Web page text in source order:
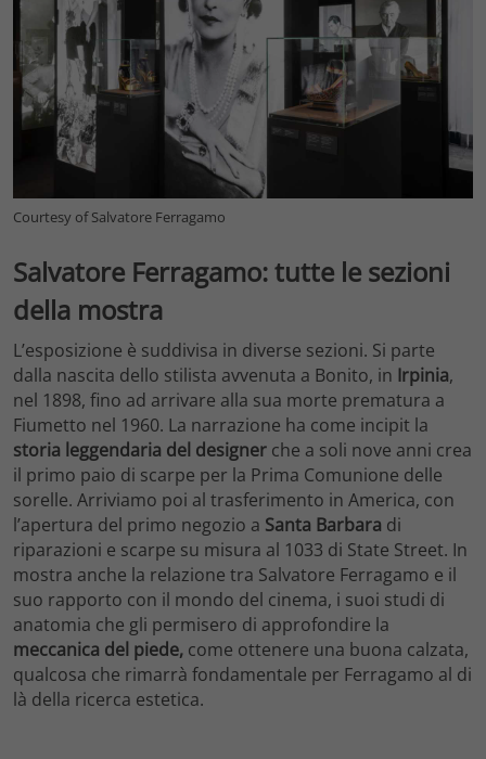
Courtesy of Salvatore Ferragamo
Salvatore Ferragamo: tutte le sezioni
della mostra
L’esposizione è suddivisa in diverse sezioni. Si parte
dalla nascita dello stilista avvenuta a Bonito, in Irpinia,
nel 1898, fino ad arrivare alla sua morte prematura a
Fiumetto nel 1960. La narrazione ha come incipit la
storia leggendaria del designer che a soli nove anni crea
il primo paio di scarpe per la Prima Comunione delle
sorelle. Arriviamo poi al trasferimento in America, con
l’apertura del primo negozio a Santa Barbara di
riparazioni e scarpe su misura al 1033 di State Street. In
mostra anche la relazione tra Salvatore Ferragamo e il
suo rapporto con il mondo del cinema, i suoi studi di
anatomia che gli permisero di approfondire la
meccanica del piede, come ottenere una buona calzata,
qualcosa che rimarrà fondamentale per Ferragamo al di
là della ricerca estetica.